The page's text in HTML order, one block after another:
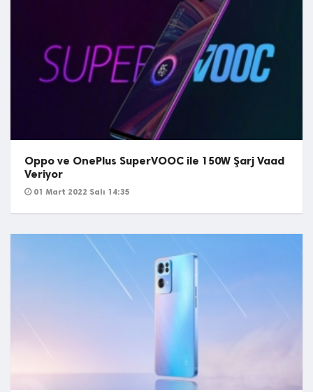
Oppo ve OnePlus SuperVOOC ile 150W Şarj Vaad
Veriyor
01 Mart 2022 Salı 14:35